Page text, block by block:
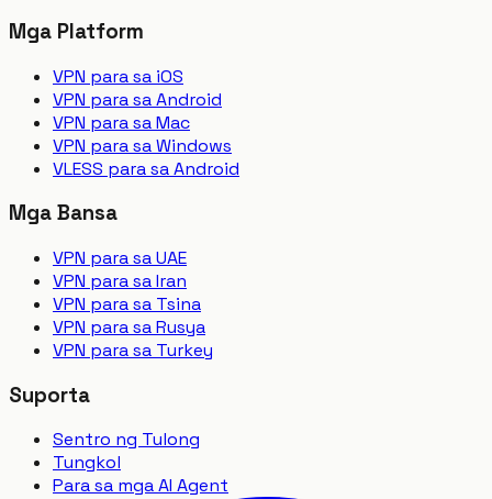
Mga Platform
VPN para sa iOS
VPN para sa Android
VPN para sa Mac
VPN para sa Windows
VLESS para sa Android
Mga Bansa
VPN para sa UAE
VPN para sa Iran
VPN para sa Tsina
VPN para sa Rusya
VPN para sa Turkey
Suporta
Sentro ng Tulong
Tungkol
Para sa mga AI Agent